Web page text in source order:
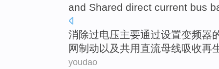
and Shared direct current bus
消除过电压主要通过设置变频器
网制动以及共用直流母线吸收再
youdao